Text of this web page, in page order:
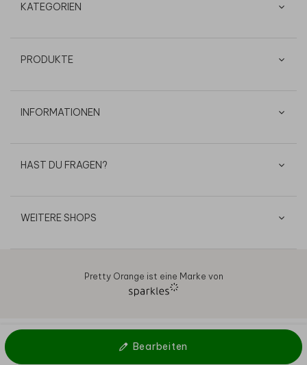
Bearbeiten
KATEGORIEN
PRODUKTE
INFORMATIONEN
HAST DU FRAGEN?
WEITERE SHOPS
Pretty Orange ist eine Marke von
AGB Datenschutz Cookies Impressum © 2026